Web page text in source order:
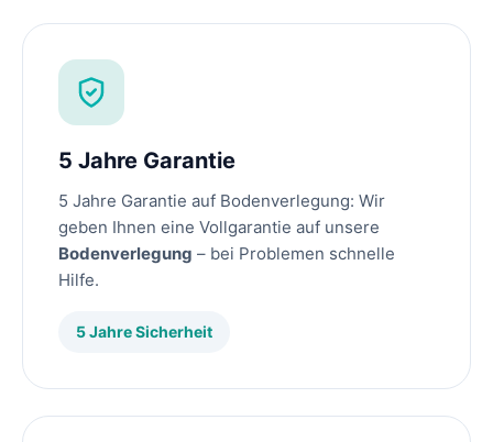
5 Jahre Garantie
5 Jahre Garantie auf Bodenverlegung: Wir
geben Ihnen eine Vollgarantie auf unsere
Bodenverlegung – bei Problemen schnelle
Hilfe.
5 Jahre Sicherheit